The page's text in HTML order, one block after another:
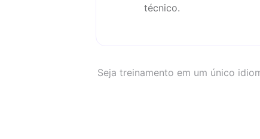
técnico.
Seja treinamento em um único